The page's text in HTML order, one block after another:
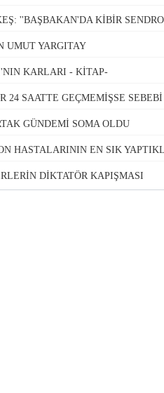
''BAŞBAKAN'DA KİBİR
UMUT YARGITAY
KARLARI - KİTAP-
24 SAATTE GEÇMEMİŞSE
GÜNDEMİ SOMA OLDU
HASTALARININ EN SIK
DİKTATÖR KAPIŞMASI